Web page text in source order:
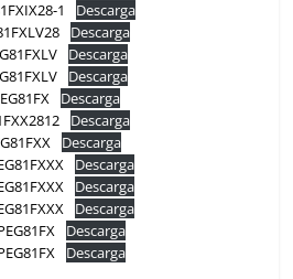
1
Descarga
Descarga
Descarga
Descarga
Descarga
Descarga
Descarga
Descarga
Descarga
Descarga
Descarga
Descarga